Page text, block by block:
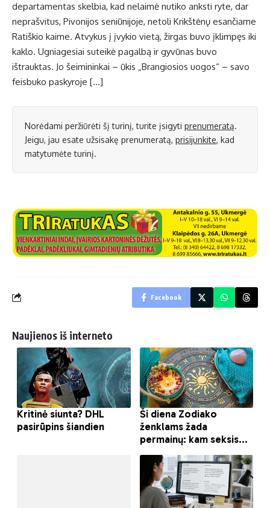
departamentas skelbia, kad nelaimė nutiko anksti ryte, dar
neprašvitus, Pivonijos seniūnijoje, netoli Krikštėnų esančiame
Ratiškio kaime. Atvykus į įvykio vietą, žirgas buvo įklimpęs iki
kaklo. Ugniagesiai suteikė pagalbą ir gyvūnas buvo
ištrauktas. Jo šeimininkai – ūkis „Brangiosios uogos“ – savo
feisbuko paskyroje […]
Norėdami peržiūrėti šį turinį, turite įsigyti prenumeratą.
Jeigu, jau esate užsisakę prenumeratą, prisijunkite, kad
matytumėte turinį.
Facebook
Naujienos iš interneto